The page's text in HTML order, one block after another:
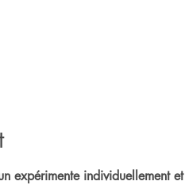
expérimente individuellement et